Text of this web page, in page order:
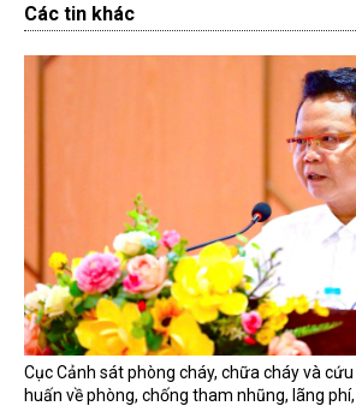
Các tin khác
Cục Cảnh sát phòng cháy, chữa cháy và
huấn về phòng, chống tham nhũng, lãng